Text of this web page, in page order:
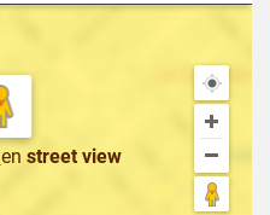
en street view